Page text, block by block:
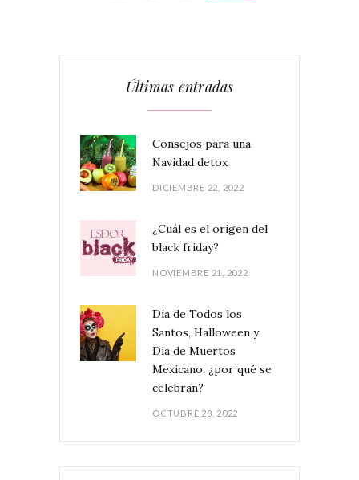
Últimas entradas
Consejos para una
Navidad detox
DICIEMBRE 22, 2022
¿Cuál es el origen del
black friday?
NOVIEMBRE 21, 2022
Día de Todos los
Santos, Halloween y
Día de Muertos
Mexicano, ¿por qué se
celebran?
OCTUBRE 28, 2022